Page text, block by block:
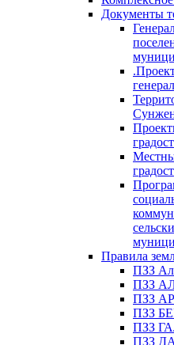
Документы
Правила
ПЗЗ
ПЗЗ
ПЗЗ
ПЗЗ
ПЗЗ
ПЗЗ